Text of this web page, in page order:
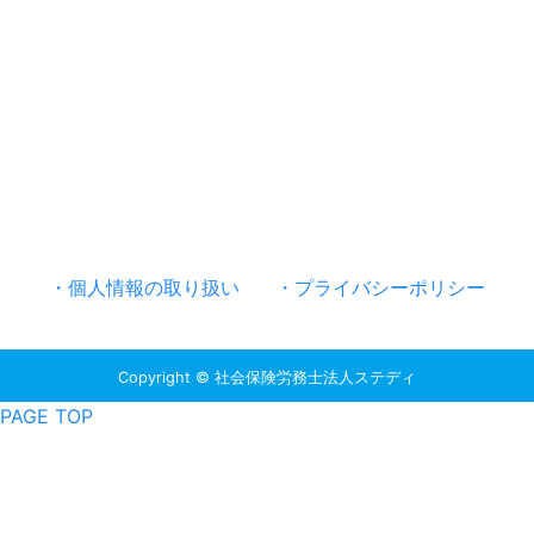
・個人情報の取り扱い ・プライバシーポリシー
Copyright © 社会保険労務士法人ステディ
PAGE TOP